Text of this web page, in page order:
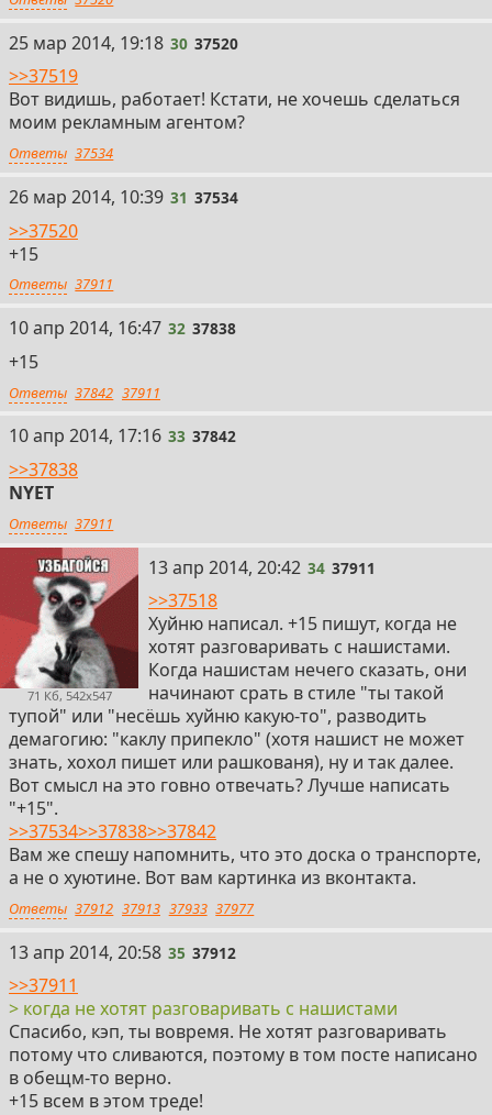
30
25 мар 2014, 19:18 30 37520
>>37519
Вот видишь, работает! Кстати, не хочешь сделаться
моим рекламным агентом?
Ответы 37534
31
26 мар 2014, 10:39 31 37534
>>37520
+15
Ответы 37911
32
10 апр 2014, 16:47 32 37838
+15
Ответы 37842 37911
33
10 апр 2014, 17:16 33 37842
>>37838
NYET
Ответы 37911
71 Кб, 542x547
34
13 апр 2014, 20:42 34 37911
>>37518
Хуйню написал. +15 пишут, когда не
хотят разговаривать с нашистами.
Когда нашистам нечего сказать, они
начинают срать в стиле "ты такой
тупой" или "несёшь хуйню какую-то", разводить
демагогию: "каклу припекло" (хотя нашист не может
знать, хохол пишет или рашкованя), ну и так далее.
Вот смысл на это говно отвечать? Лучше написать
"+15".
>>37534>>37838>>37842
Вам же спешу напомнить, что это доска о транспорте,
а не о хуютине. Вот вам картинка из вконтакта.
Ответы 37912 37913 37933 37977
35
13 апр 2014, 20:58 35 37912
>>37911
> когда не хотят разговаривать с нашистами
Спасибо, кэп, ты вовремя. Не хотят разговаривать
потому что сливаются, поэтому в том посте написано
в обещм-то верно.
+15 всем в этом треде!